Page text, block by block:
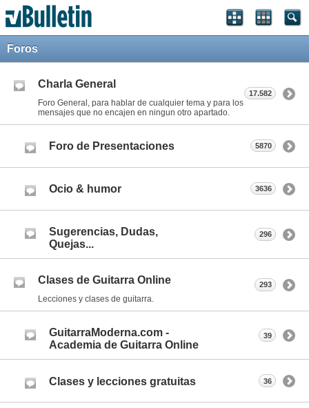
Foros
Charla General
Foro General, para hablar de cualquier tema y para los
mensajes que no encajen en ningun otro apartado.
17.582
Foro de Presentaciones 5870
Ocio & humor 3636
Sugerencias, Dudas,
Quejas...
296
Clases de Guitarra Online
Lecciones y clases de guitarra.
293
GuitarraModerna.com -
Academia de Guitarra Online
39
Clases y lecciones gratuitas 36